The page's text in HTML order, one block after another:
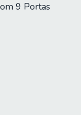
9 Portas